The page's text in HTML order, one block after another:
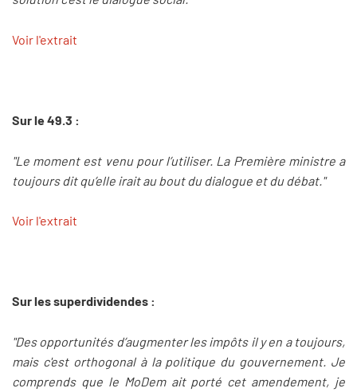
Voir l'extrait
Sur le 49.3 :
"Le moment est venu pour l’utiliser. La Première ministre a
toujours dit qu’elle irait au bout du dialogue et du débat."
Voir l'extrait
Sur les superdividendes :
"Des opportunités d’augmenter les impôts il y en a toujours,
mais c'est orthogonal à la politique du gouvernement. Je
comprends que le MoDem ait porté cet amendement, je